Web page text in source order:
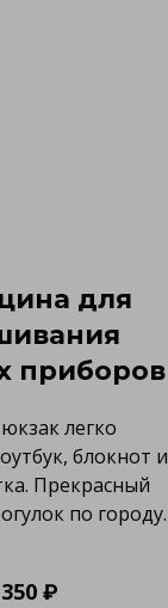
для
приборов
легко
блокнот и
Прекрасный
по городу.
₽